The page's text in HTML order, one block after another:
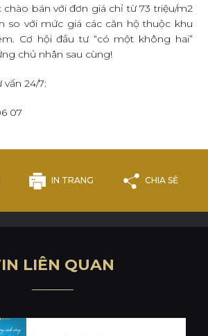
chào bán với đơn giá chỉ từ 73 triệu/m2
so với mức giá các căn hộ thuộc khu
Cơ hội đầu tư “có một không hai”
chủ nhân sau cùng!
24/7:
07
IN TRANG CHIA SẺ
IN LIÊN QUAN